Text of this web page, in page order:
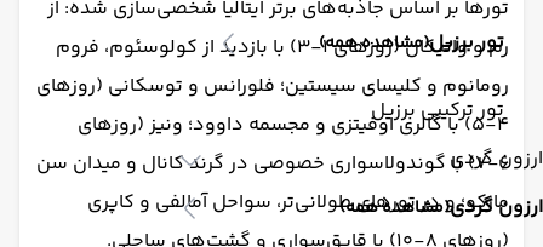
تور برزیل(مشاهده همه)
تور ترکیبی برزیل
ارزون گردی
ارزون گردی(مشاهده همه)
تورها بر اساس جاذبه‌های برتر ایتالیا شخصی‌سازی شده: از
رم و واتیکان (روزهای ۱-۳) با بازدید از کولوسئوم، فروم
رومانوم و کلیسای سیستین؛ فلورانس و توسکانی (روزهای
۴-۵) با گالری اوفیتزی و مجسمه داوود؛ ونیز (روزهای
۶-۷) با گوندولاسواری خصوصی در گرند کانال و میدان سن
مارکو؛ و در تورهای طولانی‌تر، سواحل آمالفی و کاپری